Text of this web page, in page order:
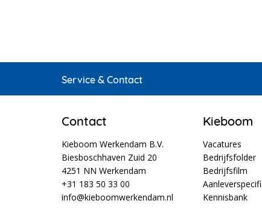
Service & Contact
Contact
Kieboom Werkendam B.V.
Biesboschhaven Zuid 20
4251 NN Werkendam
+31 183 50 33 00
info@kieboomwerkendam.nl
Kieboom
Vacatures
Bedrijfsfolder
Bedrijfsfilm
Kennisbank